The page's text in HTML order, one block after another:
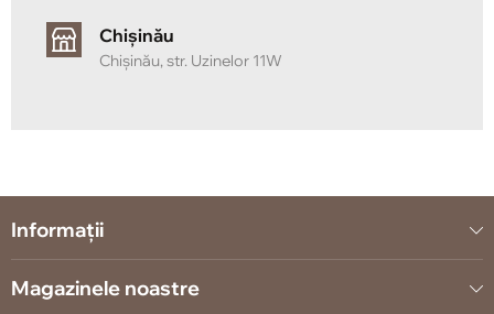
Chișinău
Chișinău, str. Uzinelor 11W
Informații
Magazinele noastre